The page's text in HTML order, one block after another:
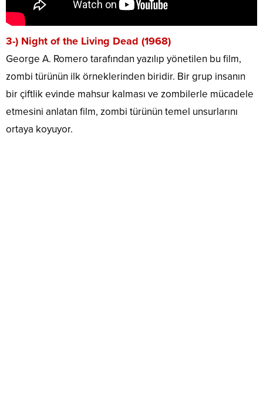
3-) Night of the Living Dead (1968)
George A. Romero tarafından yazılıp yönetilen bu film,
zombi türünün ilk örneklerinden biridir. Bir grup insanın
bir çiftlik evinde mahsur kalması ve zombilerle mücadele
etmesini anlatan film, zombi türünün temel unsurlarını
ortaya koyuyor.